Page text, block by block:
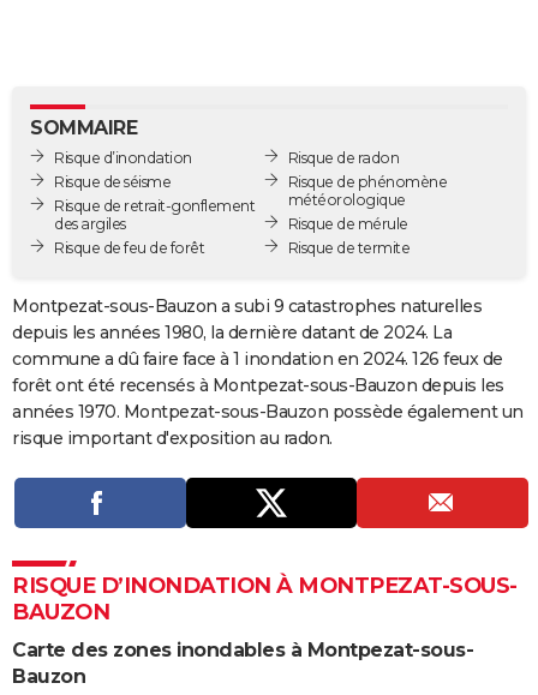
BONS PLANS
CARTE DE VOEUX
Carte de Noël
Carte Bonne année
Carte Saint-Valentin
Carte Pâques
Carte d'anniversaire
DICTIONNAIRE
COPAINS D'AVANT
S'inscrire
Se connecter
Lycées
Collèges
Primaires
Universités
Entreprises
Service militaire
Avis de recherche
AVIS DE DÉCÈS
FORUM
SOMMAIRE
Risque d’inondation
Risque de séisme
Risque de retrait-gonflement
des argiles
Risque de feu de forêt
Risque de radon
Risque de phénomène
météorologique
Risque de mérule
Risque de termite
Montpezat-sous-Bauzon a subi 9 catastrophes naturelles
depuis les années 1980, la dernière datant de 2024. La
commune a dû faire face à 1 inondation en 2024. 126 feux de
forêt ont été recensés à Montpezat-sous-Bauzon depuis les
années 1970. Montpezat-sous-Bauzon possède également un
risque important d'exposition au radon.
RISQUE D’INONDATION À MONTPEZAT-SOUS-
BAUZON
Carte des zones inondables à Montpezat-sous-
Bauzon